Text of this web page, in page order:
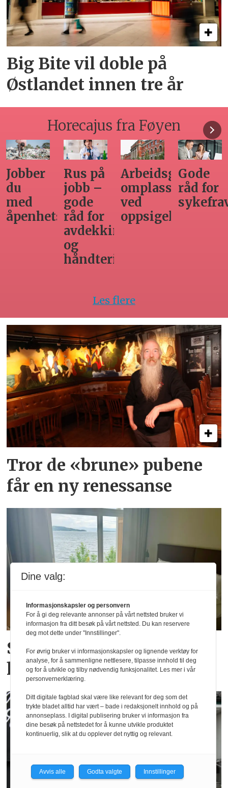
Big Bite vil doble på
Østlandet innen tre år
Horecajus fra Føyen
Arbeidsgivers
omplasseringsplikt
ved
oppsigelse
Gode
råd for
sykefraværsoppfølging
Seminar
om
varsling
Hvilken
adgang
har
Les flere
Tror de «brune» pubene
får en ny renessanse
SSB: Ny juni-rekord for
hotellovernattinger
Dine valg:
Informasjonskapsler og personvern
For å gi deg relevante annonser på vårt nettsted bruker vi
informasjon fra ditt besøk på vårt nettsted. Du kan reservere
deg mot dette under "Innstillinger".
For øvrig bruker vi informasjonskapsler og lignende verktøy for
analyse, for å sammenligne nettlesere, tilpasse innhold til deg
og for å utvikle og tilby nødvendig funksjonalitet. Les mer i vår
personvernerklæring.
Ditt digitale fagblad skal være like relevant for deg som det
trykte bladet alltid har vært – bade i redaksjonelt innhold og på
annonseplass. I digital publisering bruker vi informasjon fra
dine besøk på nettstedet for å kunne utvikle produktet
kontinuerlig, slik at du opplever det nyttig og relevant.
Avvis alle Godta valgte Innstillinger